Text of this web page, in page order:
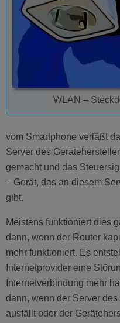
WLAN –
vom Smartphone verläßt
Server des
gemacht und das
– Gerät, das an diesem
gibt.
Meistens funktioniert dies
dann, wenn der Router
mehr funktioniert. Es
Internetprovider eine
Internetverbindung mehr
dann, wenn der Server
ausfällt oder der